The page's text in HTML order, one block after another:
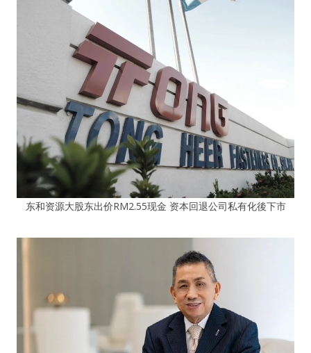
东和资源大股东出价RM2.55现金 资本回退公司私有化後下市